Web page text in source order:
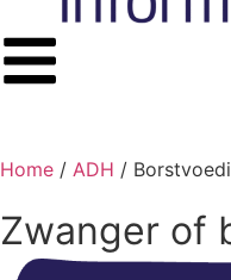
Home / ADH /
Zwanger of